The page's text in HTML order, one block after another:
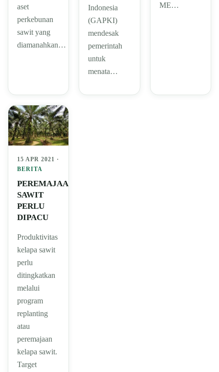
aset
perkebunan
sawit yang
diamanahkan…
Indonesia
(GAPKI)
mendesak
pemerintah
untuk
menata…
ME…
15 APR 2021 ·
BERITA
PEREMAJAAN
SAWIT
PERLU
DIPACU
Produktivitas
kelapa sawit
perlu
ditingkatkan
melalui
program
replanting
atau
peremajaan
kelapa sawit.
Target